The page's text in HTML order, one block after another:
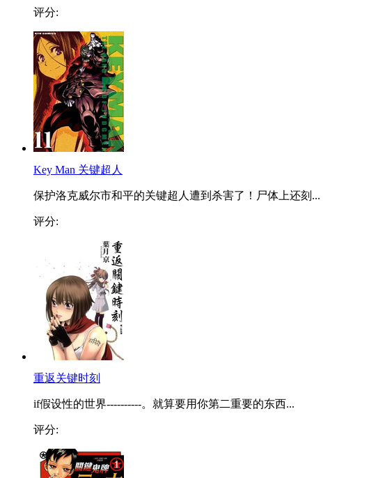
评分:
Key Man 关键超人
保护洛克威尔市和平的关键超人遭到杀害了！尸体上还刻...
评分:
重返关键时刻
if假设性的世界----------。就算要用你第二重要的东西...
评分: